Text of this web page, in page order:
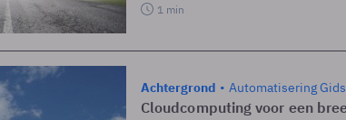
1 min
Achtergrond Automatisering Gids
Cloudcomputing voor een